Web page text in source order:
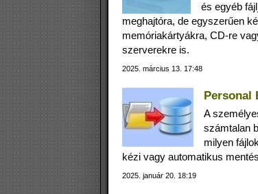
és egyéb
meghajtóra, de egyszerűen
memóriakártyákra, CD-re
szerverekre is.
2025. március 13. 17:48
Personal
A
számtalan
milyen
kézi vagy automatikus
2025. január 20. 18:19